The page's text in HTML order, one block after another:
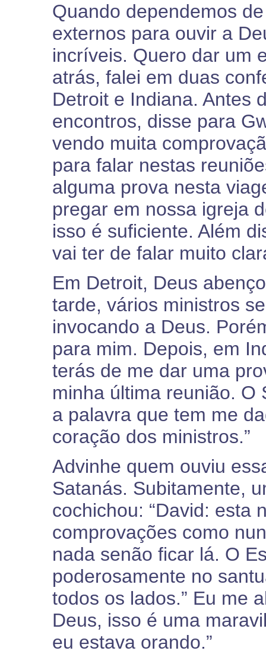
Quando dependemos
externos para ouvir a
incríveis. Quero dar um
atrás, falei em duas
Detroit e Indiana. Antes
encontros, disse para
vendo muita
para falar nestas
alguma prova nesta
pregar em nossa igreja
isso é suficiente. Além
vai ter de falar muito
Em Detroit, Deus
tarde, vários ministros
invocando a Deus.
para mim. Depois, em
terás de me dar uma
minha última reunião. O
a palavra que tem me
coração dos ministros.”
Advinhe quem ouviu
Satanás. Subitamente,
cochichou: “David: esta
comprovações como
nada senão ficar lá. O
poderosamente no
todos os lados.” Eu me
Deus, isso é uma
eu estava orando.”